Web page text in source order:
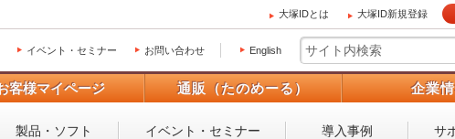
大塚IDとは 大塚ID新規登録
イベント・セミナー お問い合わせ English
客様マイページ 通販（たのめーる） 企業
製品・ソフト イベント・ セミナー 導入事例 サ